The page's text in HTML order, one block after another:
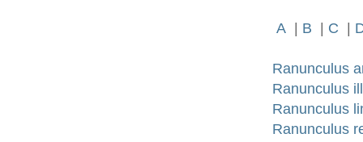
A B C
Ranunculus
Ranunculus
Ranunculus
Ranunculus